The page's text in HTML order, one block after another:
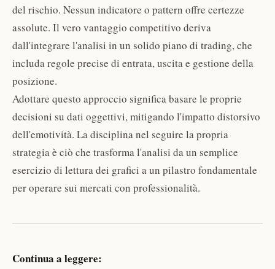
del rischio. Nessun indicatore o pattern offre certezze
assolute. Il vero vantaggio competitivo deriva
dall'integrare l'analisi in un solido piano di trading, che
includa regole precise di entrata, uscita e gestione della
posizione.
Adottare questo approccio significa basare le proprie
decisioni su dati oggettivi, mitigando l'impatto distorsivo
dell'emotività. La disciplina nel seguire la propria
strategia è ciò che trasforma l'analisi da un semplice
esercizio di lettura dei grafici a un pilastro fondamentale
per operare sui mercati con professionalità.
Continua a leggere: